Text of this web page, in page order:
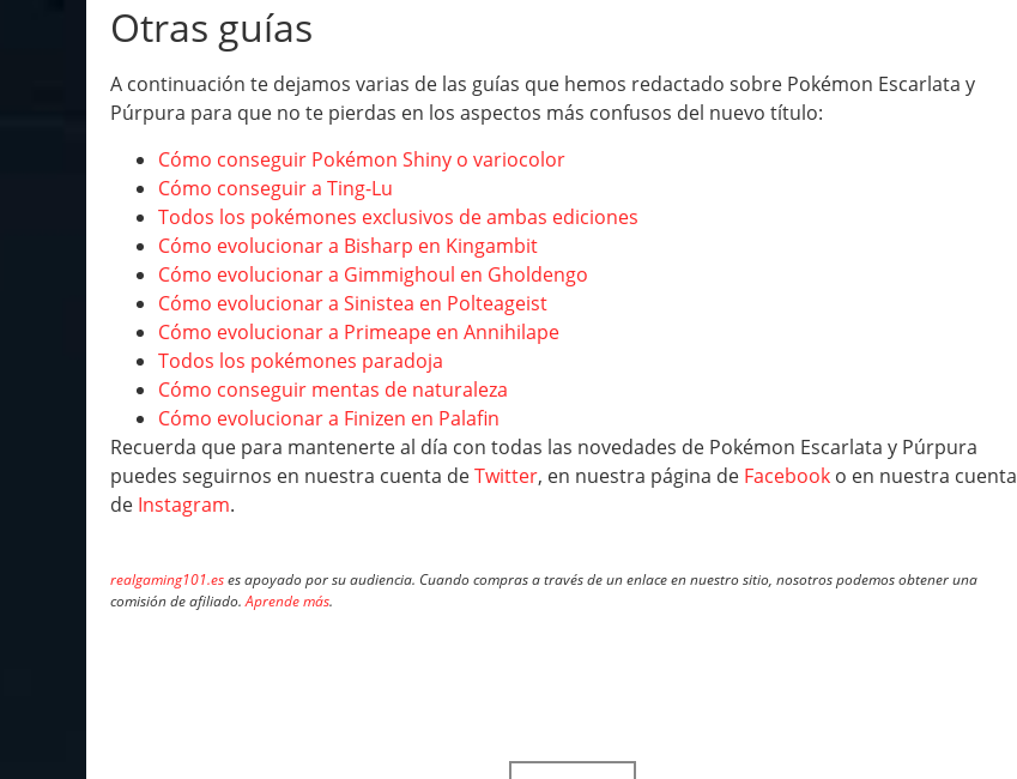
Otras guías
A continuación te dejamos varias de las guías que hemos redactado sobre Pokémon Escarlata y
Púrpura para que no te pierdas en los aspectos más confusos del nuevo título:
Cómo conseguir Pokémon Shiny o variocolor
Cómo conseguir a Ting-Lu
Todos los pokémones exclusivos de ambas ediciones
Cómo evolucionar a Bisharp en Kingambit
Cómo evolucionar a Gimmighoul en Gholdengo
Cómo evolucionar a Sinistea en Polteageist
Cómo evolucionar a Primeape en Annihilape
Todos los pokémones paradoja
Cómo conseguir mentas de naturaleza
Cómo evolucionar a Finizen en Palafin
Recuerda que para mantenerte al día con todas las novedades de Pokémon Escarlata y Púrpura
puedes seguirnos en nuestra cuenta deTwitter, en nuestra página de Facebook o en nuestra cuenta
de Instagram.
realgaming101.eses apoyado por su audiencia. Cuando compras a través de un enlace en nuestro sitio, nosotros podemos obtener una
comisión de afiliado.Aprende más.